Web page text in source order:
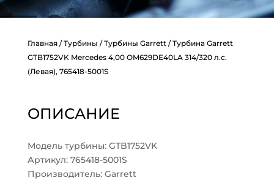
Главная/Турбины /Турбины Garrett/ Турбина Garrett
GTB1752VK Mercedes 4,00 OM629DE40LA 314/320 л.с.
(Левая), 765418-5001S
ОПИСАНИЕ
Модель турбины: GTB1752VK
Артикул: 765418-5001S
Производитель: Garrett